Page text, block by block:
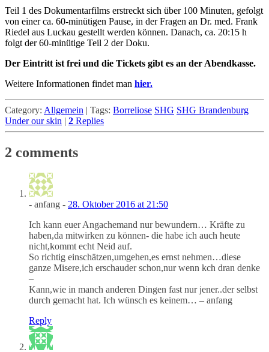
Teil 1 des Dokumentarfilms erstreckt sich über 100 Minuten, gefolgt
von einer ca. 60-minütigen Pause, in der Fragen an Dr. med. Frank
Riedel aus Luckau gestellt werden können. Danach, ca. 20:15 h
folgt der 60-minütige Teil 2 der Doku.
Der Eintritt ist frei und die Tickets gibt es an der Abendkasse.
Weitere Informationen findet man hier.
Category: Allgemein | Tags: Borreliose SHG SHG Brandenburg
Under our skin | 2 Replies
2 comments
- anfang - 28. Oktober 2016 at 21:50
Ich kann euer Angachemand nur bewundern… Kräfte zu
haben,da mitwirken zu können- die habe ich auch heute
nicht,kommt echt Neid auf.
So richtig einschätzen,umgehen,es ernst nehmen…diese
ganze Misere,ich erschauder schon,nur wenn kch dran denke
–
Kann,wie in manch anderen Dingen fast nur jener..der selbst
durch gemacht hat. Ich wünsch es keinem… – anfang
Reply